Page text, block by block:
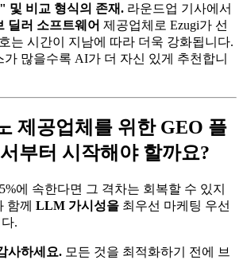
및 비교 형식의 존재. 라운드업 기사에서
딜러 소프트웨어 제공업체로 Ezugi가 선
는 시간이 지남에 따라 더욱 강화됩니다.
가 많을수록 AI가 더 자신 있게 추천합니
제공업체를 위한 GEO 플
부터 시작해야 할까요?
에 속한다면 그 격차는 회복할 수 있지
함께 LLM 가시성을 최우선 마케팅 우선
.
사하세요. 모든 것을 최적화하기 전에 브